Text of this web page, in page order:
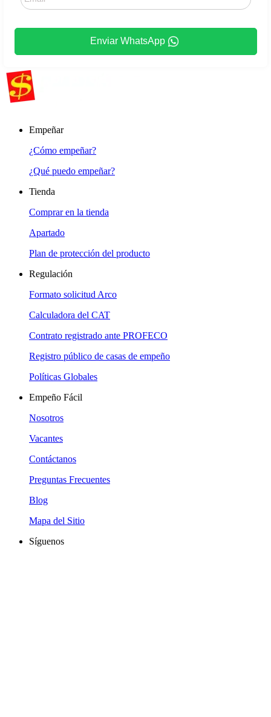
Enviar WhatsApp
Empeñar
¿Cómo empeñar?
¿Qué puedo empeñar?
Tienda
Comprar en la tienda
Apartado
Plan de protección del producto
Regulación
Formato solicitud Arco
Calculadora del CAT
Contrato registrado ante PROFECO
Registro público de casas de empeño
Políticas Globales
Empeño Fácil
Nosotros
Vacantes
Contáctanos
Preguntas Frecuentes
Blog
Mapa del Sitio
Síguenos